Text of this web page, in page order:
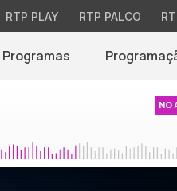
RTP PLAY RTP PALCO
Programas
NO